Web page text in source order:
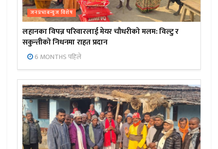
जनप्रभाबन्युज विशेष
लहानका विपन्न परिवारलाई मेयर चौधरीको मलम: विल्टु र
सकुन्तीको निधनमा राहत प्रदान
6 MONTHS पहिले